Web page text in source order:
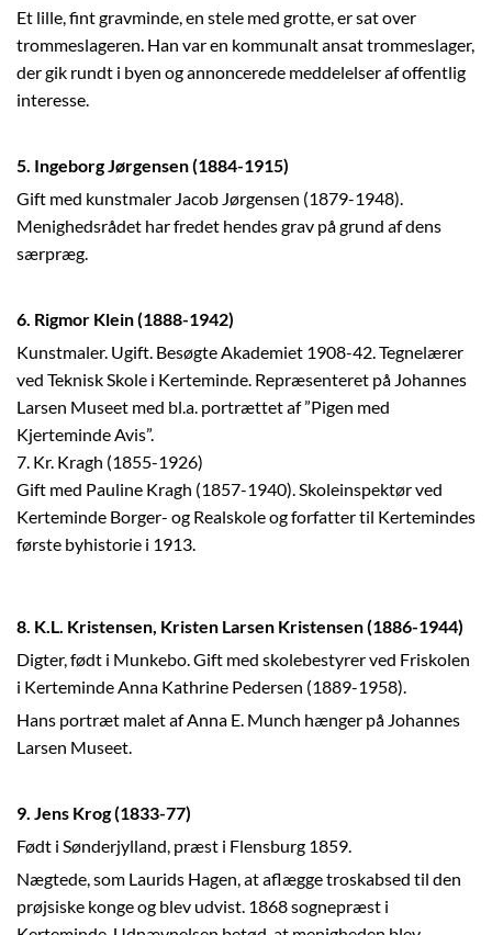
Et lille, fint gravminde, en stele med grotte, er sat over
trommeslageren. Han var en kommunalt ansat trommeslager,
der gik rundt i byen og annoncerede meddelelser af offentlig
interesse.
5. Ingeborg Jørgensen (1884-1915)
Gift med kunstmaler Jacob Jørgensen (1879-1948).
Menighedsrådet har fredet hendes grav på grund af dens
særpræg.
6. Rigmor Klein (1888-1942)
Kunstmaler. Ugift. Besøgte Akademiet 1908-42. Tegnelærer
ved Teknisk Skole i Kerteminde. Repræsenteret på Johannes
Larsen Museet med bl.a. portrættet af ”Pigen med
Kjerteminde Avis”.
7. Kr. Kragh (1855-1926)
Gift med Pauline Kragh (1857-1940). Skoleinspektør ved
Kerteminde Borger- og Realskole og forfatter til Kertemindes
første byhistorie i 1913.
8. K.L. Kristensen, Kristen Larsen Kristensen (1886-1944)
Digter, født i Munkebo. Gift med skolebestyrer ved Friskolen
i Kerteminde Anna Kathrine Pedersen (1889-1958).
Hans portræt malet af Anna E. Munch hænger på Johannes
Larsen Museet.
9. Jens Krog (1833-77)
Født i Sønderjylland, præst i Flensburg 1859.
Nægtede, som Laurids Hagen, at aflægge troskabsed til den
prøjsiske konge og blev udvist. 1868 sognepræst i